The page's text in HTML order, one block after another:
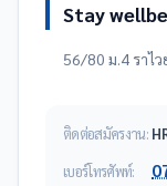
Stay
56/80 ม.4 ราไว
ติดต่อสมัครงาน:
เบอร์โทรศัพท์: